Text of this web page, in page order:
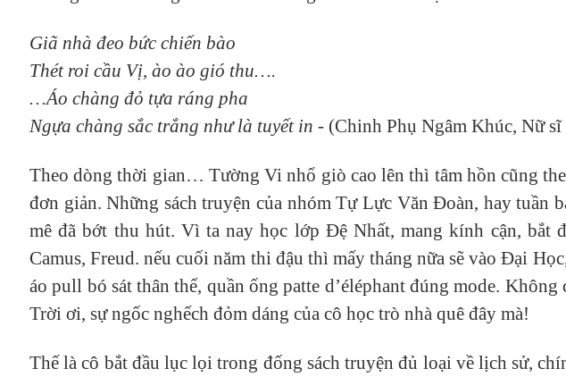
Giã nhà đeo bức chiến bào
Thét roi cầu Vị, ào ào gió thu….
…Áo chàng đỏ tựa ráng pha
Ngựa chàng sắc trắng như là tuyết in - (Chinh Phụ Ngâm Khúc, Nữ
Theo dòng thời gian… Tường Vi nhổ giò cao lên thì tâm hồn cũng
đơn giản. Những sách truyện của nhóm Tự Lực Văn Đoàn, hay tuần
mê đã bớt thu hút. Vì ta nay học lớp Đệ Nhất, mang kính cận, bắt
Camus, Freud. nếu cuối năm thi đậu thì mấy tháng nữa sẽ vào Đại
áo pull bó sát thân thể, quần ống patte d’éléphant đúng mode.
Trời ơi, sự ngốc nghếch đỏm dáng của cô học trò nhà quê đây mà!
Thế là cô bắt đầu lục lọi trong đống sách truyện đủ loại về lịch sử,